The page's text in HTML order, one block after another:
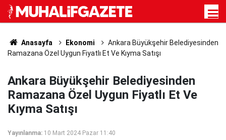
Anasayfa Ekonomi
Ankara Büyükşehir Belediyesinden
Ramazana Özel Uygun Fiyatlı Et Ve Kıyma Satışı
Ankara Büyükşehir Belediyesinden
Ramazana Özel Uygun Fiyatlı Et Ve
Kıyma Satışı
Yayınlanma: 10 Mart 2024 Pazar 11:40